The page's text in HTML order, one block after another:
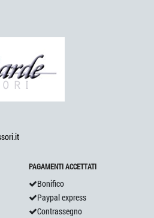
PAGAMENTI ACCETTATI
Bonifico
Paypal express
Contrassegno